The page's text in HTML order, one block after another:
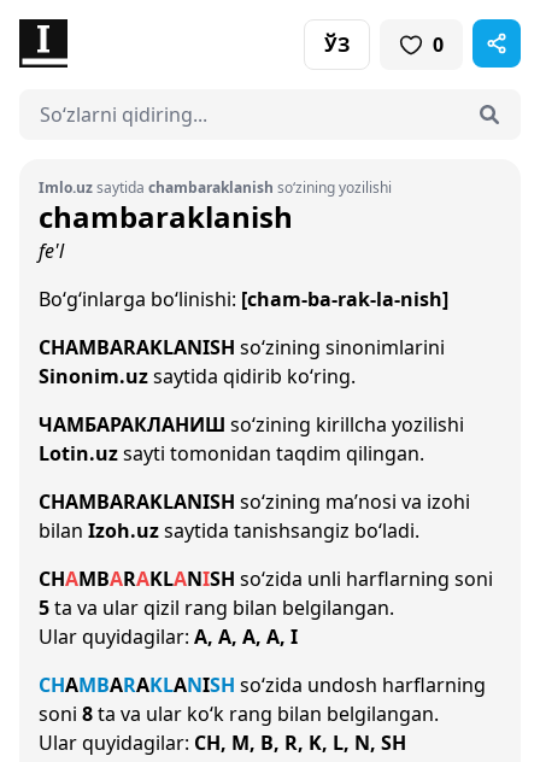
ЎЗ 0
Imlo.uzsaytida chambaraklanish so‘zining yozilishi
chambaraklanish
fe'l
Bo‘g‘inlarga bo‘linishi: [cham-ba-rak-la-nish]
CHAMBARAKLANISH so‘zining sinonimlarini
Sinonim.uzsaytida qidirib ko‘ring.
ЧАМБАРАКЛАНИШ so‘zining kirillcha yozilishi
Lotin.uzsayti tomonidan taqdim qilingan.
CHAMBARAKLANISH so‘zining ma’nosi va izohi
bilan Izoh.uzsaytida tanishsangiz bo‘ladi.
CHAMBARAKLANISH so‘zida unli harflarning soni
5ta va ular qizil rang bilan belgilangan.
Ular quyidagilar: A, A, A, A, I
CHAMBARAKLANISH so‘zida undosh harflarning
soni 8ta va ular ko‘k rang bilan belgilangan.
Ular quyidagilar: CH, M, B, R, K, L, N, SH